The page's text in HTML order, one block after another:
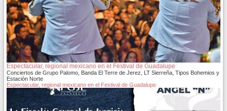
Espectacular, regional mexicano en el Festival de Guadalupe
Conciertos de Grupo Palomo, Banda El Terre de Jerez, LT Sierreña, Tipos Bohemios y
Estación Norte
Espectacular, regional mexicano en el Festival de Guadalupe